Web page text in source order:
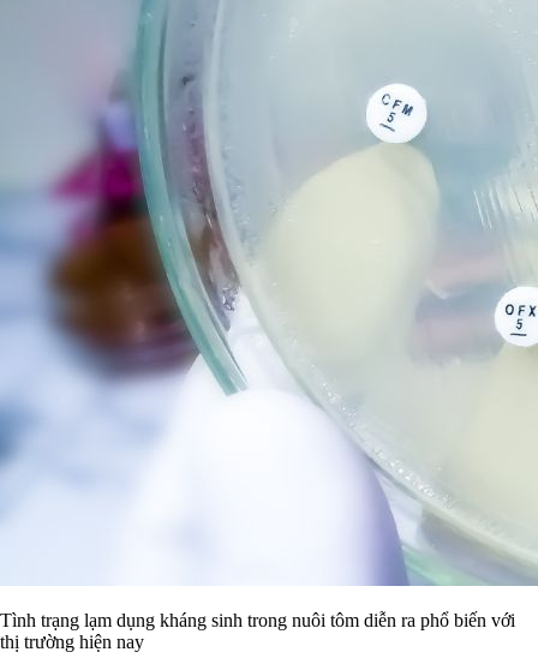
Tình trạng lạm dụng kháng sinh trong nuôi tôm diễn ra phổ biến với
thị trường hiện nay